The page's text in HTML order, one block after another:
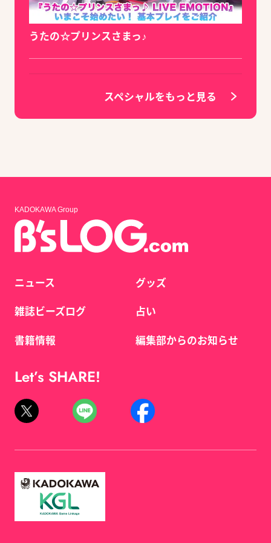
うたの☆プリンスさまっ♪
スペシャルをもっと見る
KADOKAWA Group
ニュース
雑誌ビーズログ
書籍情報
グッズ
占い
編集部からのお知らせ
Let’s SHARE!